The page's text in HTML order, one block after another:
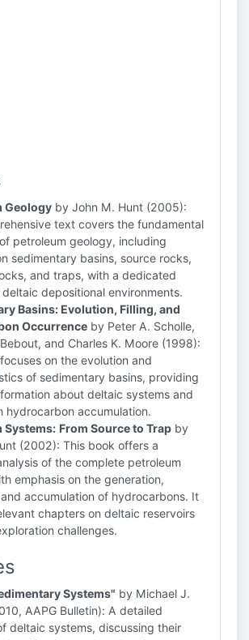
Geology by John M. Hunt (2005):
text covers the fundamental
petroleum geology, including
sedimentary basins, source rocks,
and traps, with a dedicated
depositional environments.
Basins: Evolution, Filling, and
Occurrence by Peter A. Scholle,
and Charles K. Moore (1998):
on the evolution and
of sedimentary basins, providing
about deltaic systems and
hydrocarbon accumulation.
Systems: From Source to Trap by
(2002): This book offers a
of the complete petroleum
emphasis on the generation,
accumulation of hydrocarbons. It
chapters on deltaic reservoirs
challenges.
Systems" by Michael J.
AAPG Bulletin): A detailed
deltaic systems, discussing their